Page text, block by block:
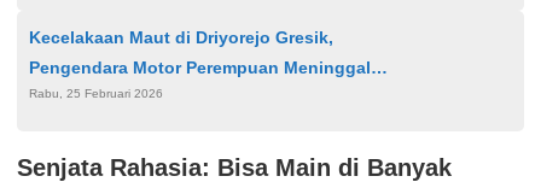
Kecelakaan Maut di Driyorejo Gresik,
Pengendara Motor Perempuan Meninggal
Dunia Usai Tabrak Truk Berhenti
Rabu, 25 Februari 2026
Senjata Rahasia: Bisa Main di Banyak